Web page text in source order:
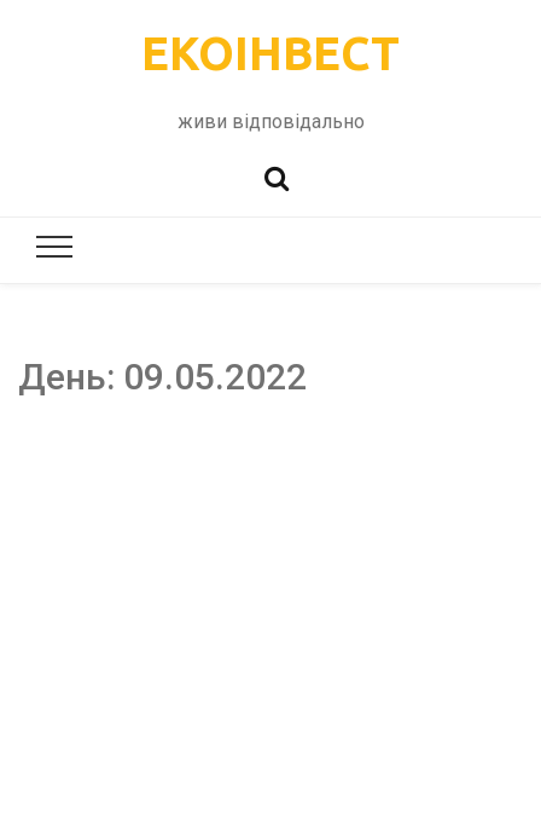
ЕКОІНВЕСТ
живи відповідально
День: 09.05.2022